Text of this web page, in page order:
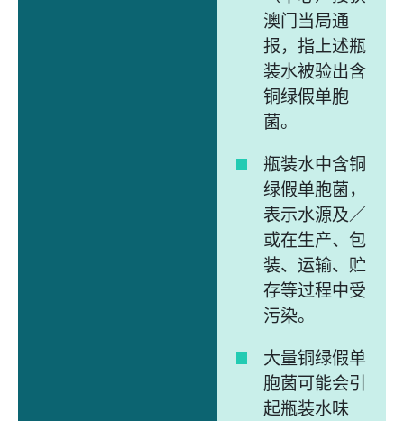
澳门当局通
报，指上述瓶
装水被验出含
铜绿假单胞
菌。
瓶装水中含铜
绿假单胞菌，
表示水源及／
或在生产、包
装、运输、贮
存等过程中受
污染。
大量铜绿假单
胞菌可能会引
起瓶装水味